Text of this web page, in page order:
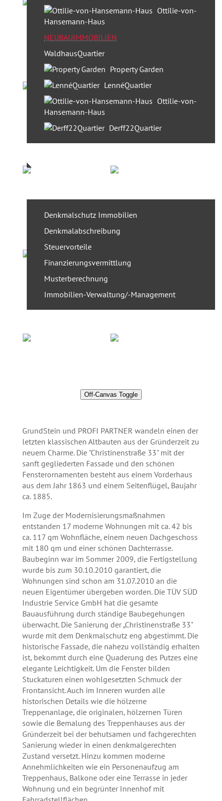
Ottilie-von-
Hansemann-Haus
NEUBAUIMMOBILIEN
WaldhausQuartier
Property Garden
LennéQuartier
Ottilie-von-
Hansemann-Haus
Derff22Quartier
Denkmalschutz Immobilien
Denkmalabschreibung
Steuervorteile
Finanzierungsvermittlung
Musterberechnung
Immobilien-Verwaltung/-Management
Off-Canvas Toggle
GrundStein und PROFI PARTNER wandeln einen der
letzten klassischen Altbauten aus der Gründerzeit zu
neuem Charme. Die "Christinenstraße 33" mit der
sanft gegliederten Fassade und den schönen
Fensterornamenten besteht aus einem Vorderhaus
aus dem Jahr 1863 und einem Seitenflügel, Baujahr
ca. 1885.
Im Zuge der Modernisierungsmaßnahmen
entstanden 17 moderne Wohnungen mit ca. 42 bis
ca. 117 qm Wohnfläche, einem neuen Dachgeschoss
mit 180 qm und einer schönen Dachterrasse.
Baubeginn war im Sommer 2009, die Fertigstellung
wurde bis zum 30.10.2010 garantiert, die
Wohnungen sind schon am 31.07.2010 an die
neuen Eigentümer übergeben worden. Die TÜV SÜD
Industrie Service GmbH hat die gesamte
Bauausführung durch ständige Baubegehungen
überwacht. Die Sanierung der „Christinenstraße 33"
wurde mit dem Denkmalschutz eng abgestimmt. Die
historische Fassade, die nahezu vollständig erhalten
ist, bekommt durch eine Quaderung des Putzes eine
elegante Leichtigkeit. Um die Fenster bilden
Stuckaturen einen wohlgesetzten Schmuck der
Frontansicht. Auch im Inneren wurden alle
historischen Details wie die hölzerne
Treppenanlage, die originalen, hölzernen Türen
sowie die Bemalung des Treppenhauses aus der
Gründerzeit bei der behutsamen und fachgerechten
Sanierung wieder in einen denkmalgerechten
Zustand versetzt. Hinzu kommen moderne
Annehmlichkeiten wie ein Personenaufzug am
Treppenhaus, Balkone oder eine Terrasse in jeder
Wohnung und ein begrünter Innenhof mit